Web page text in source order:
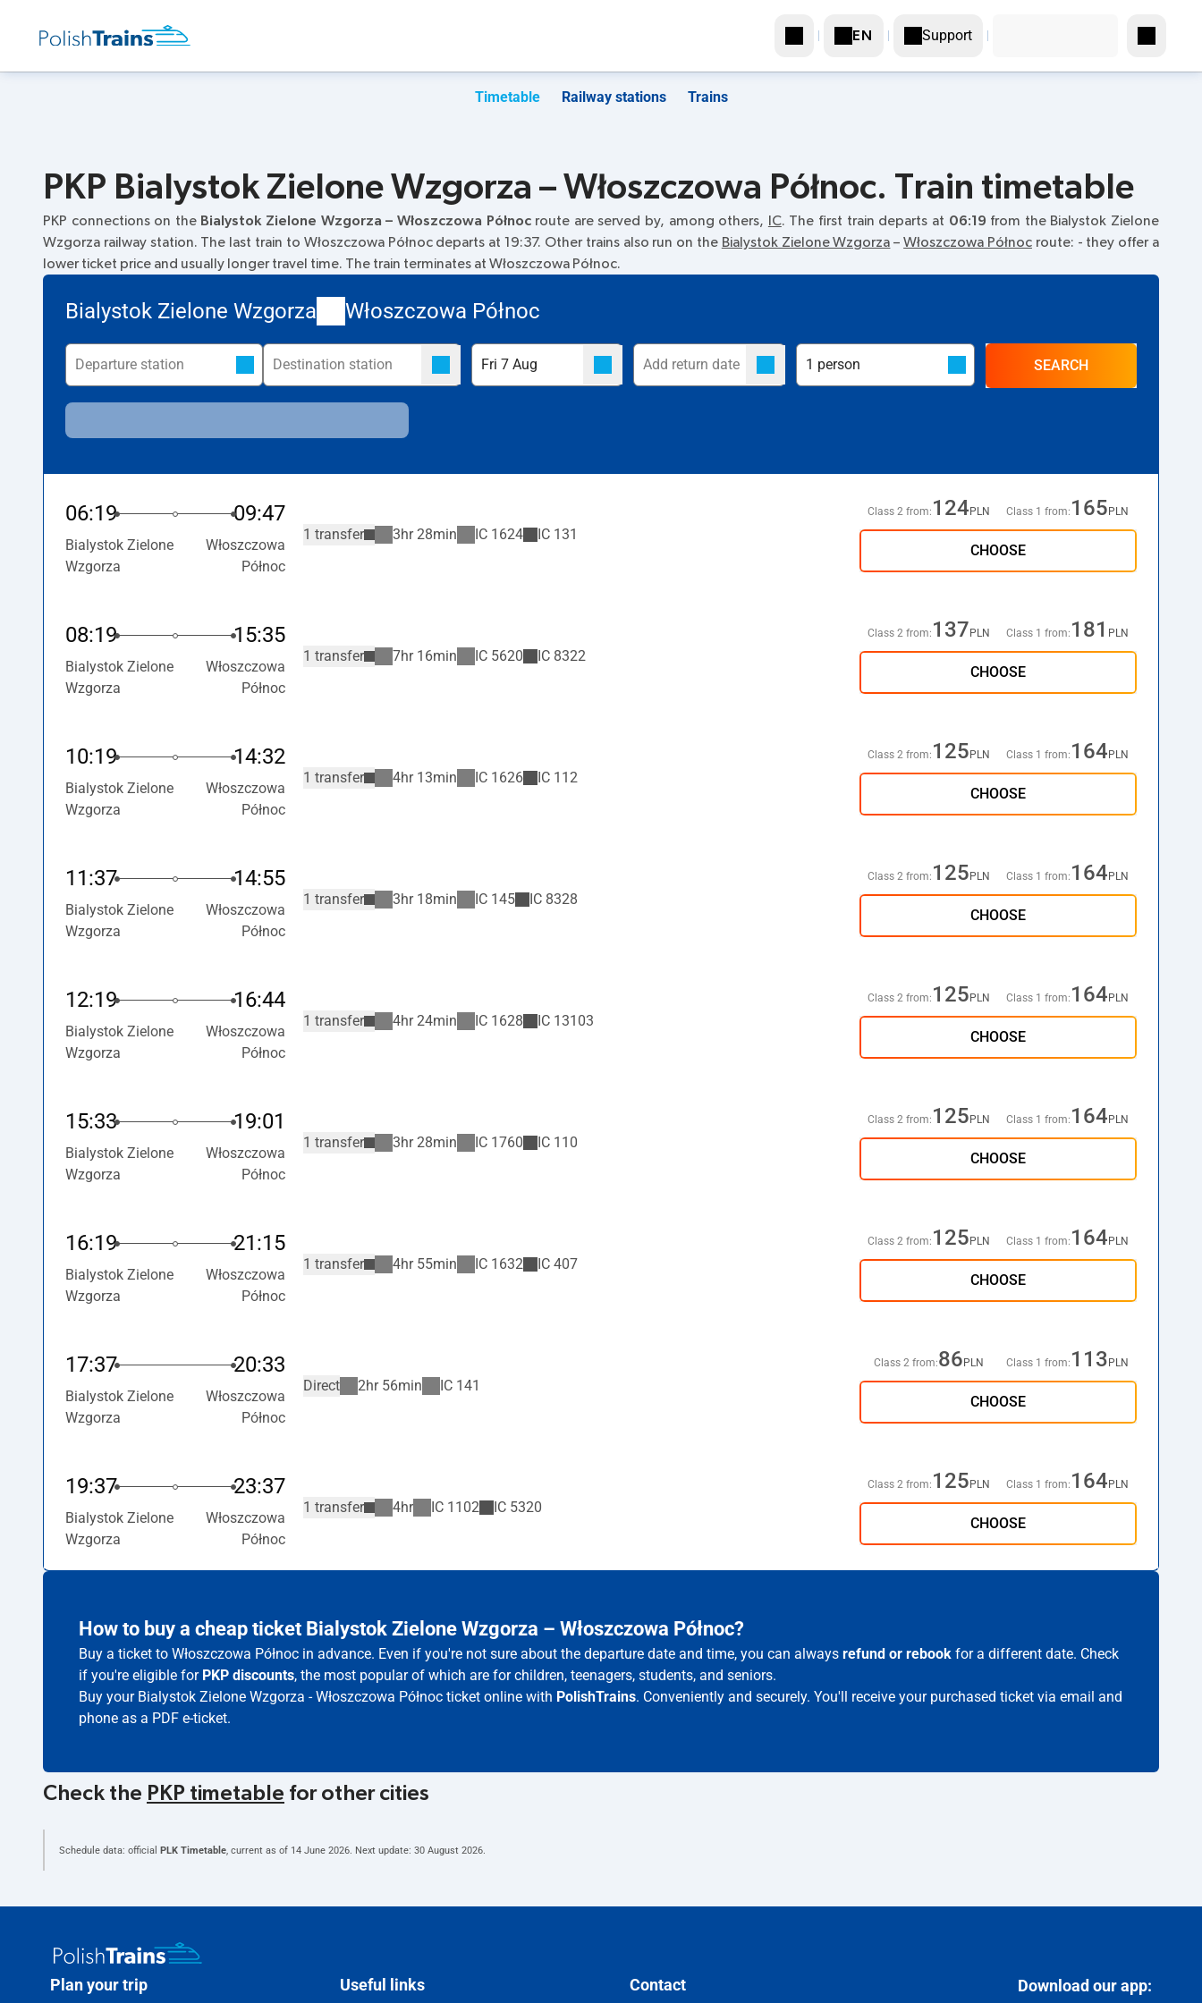
EN Support
Timetable Railway stations Trains
PKP Bialystok Zielone Wzgorza – Włoszczowa Północ. Train timetable
PKP connections on the Bialystok Zielone Wzgorza – Włoszczowa Północroute are served by, among others, IC. The first train departs at 06:19 from the Bialystok Zielone
Wzgorza railway station. The last train to Włoszczowa Północ departs at 19:37. Other trains also run on the Bialystok Zielone Wzgorza –Włoszczowa Północroute: - they offer a
lower ticket price and usually longer travel time. The train terminates at Włoszczowa Północ.
Bialystok Zielone Wzgorza Włoszczowa Północ
SEARCH
06:19 09:47
Bialystok Zielone
Wzgorza
Włoszczowa
Północ
1 transfer 3hr 28min IC 1624 IC 131
Class 2 from: 124 PLN Class 1 from: 165 PLN
CHOOSE
08:19 15:35
Bialystok Zielone
Wzgorza
Włoszczowa
Północ
1 transfer 7hr 16min IC 5620 IC 8322
Class 2 from: 137 PLN Class 1 from: 181 PLN
CHOOSE
10:19 14:32
Bialystok Zielone
Wzgorza
Włoszczowa
Północ
1 transfer 4hr 13min IC 1626 IC 112
Class 2 from: 125 PLN Class 1 from: 164 PLN
CHOOSE
11:37 14:55
Bialystok Zielone
Wzgorza
Włoszczowa
Północ
1 transfer 3hr 18min IC 145 IC 8328
Class 2 from: 125 PLN Class 1 from: 164 PLN
CHOOSE
12:19 16:44
Bialystok Zielone
Wzgorza
Włoszczowa
Północ
1 transfer 4hr 24min IC 1628 IC 13103
Class 2 from: 125 PLN Class 1 from: 164 PLN
CHOOSE
15:33 19:01
Bialystok Zielone
Wzgorza
Włoszczowa
Północ
1 transfer 3hr 28min IC 1760 IC 110
Class 2 from: 125 PLN Class 1 from: 164 PLN
CHOOSE
16:19 21:15
Bialystok Zielone
Wzgorza
Włoszczowa
Północ
1 transfer 4hr 55min IC 1632 IC 407
Class 2 from: 125 PLN Class 1 from: 164 PLN
CHOOSE
17:37 20:33
Bialystok Zielone
Wzgorza
Włoszczowa
Północ
Direct 2hr 56min IC 141
Class 2 from:86 PLN Class 1 from: 113 PLN
CHOOSE
19:37 23:37
Bialystok Zielone
Wzgorza
Włoszczowa
Północ
1 transfer 4hr IC 1102 IC 5320
Class 2 from: 125 PLN Class 1 from: 164 PLN
CHOOSE
How to buy a cheap ticket Bialystok Zielone Wzgorza – Włoszczowa Północ?
Buy a ticket to Włoszczowa Północ in advance. Even if you're not sure about the departure date and time, you can always refund or rebook for a different date. Check
if you're eligible for PKP discounts, the most popular of which are for children, teenagers, students, and seniors.
Buy your Bialystok Zielone Wzgorza - Włoszczowa Północ ticket online with PolishTrains. Conveniently and securely. You'll receive your purchased ticket via email and
phone as a PDF e-ticket.
Check the PKP timetable for other cities
Schedule data: official PLK Timetable, current as of 14 June 2026. Next update: 30 August 2026.
Plan your trip Useful links Contact Download our app: